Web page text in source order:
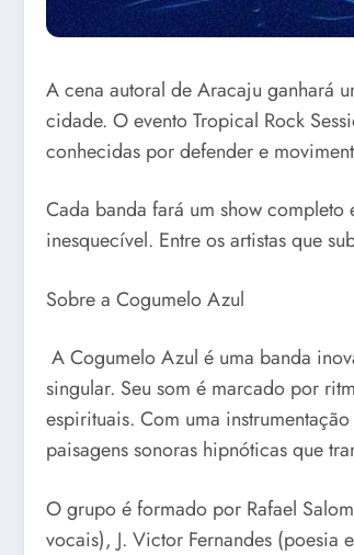
A cena autoral de Aracaju ganhará
cidade. O evento Tropical Rock
conhecidas por defender e
Cada banda fará um show
inesquecível. Entre os artistas que
Sobre a Cogumelo Azul
A Cogumelo Azul é uma banda
singular. Seu som é marcado por
espirituais. Com uma
paisagens sonoras hipnóticas que
O grupo é formado por Rafael
vocais), J. Victor Fernandes (poesia